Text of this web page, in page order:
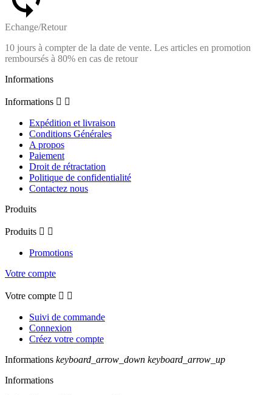
Echange/Retour
10 jours à compter de la date de vente. Les articles en promotion
remboursés à 80% en cas de retour
Informations
Informations  
Expédition et livraison
Conditions Générales
A propos
Paiement
Droit de rétractation
Politique de confidentialité
Contactez nous
Produits
Produits  
Promotions
Votre compte
Votre compte  
Suivi de commande
Connexion
Créez votre compte
Informations keyboard_arrow_down keyboard_arrow_up
Informations